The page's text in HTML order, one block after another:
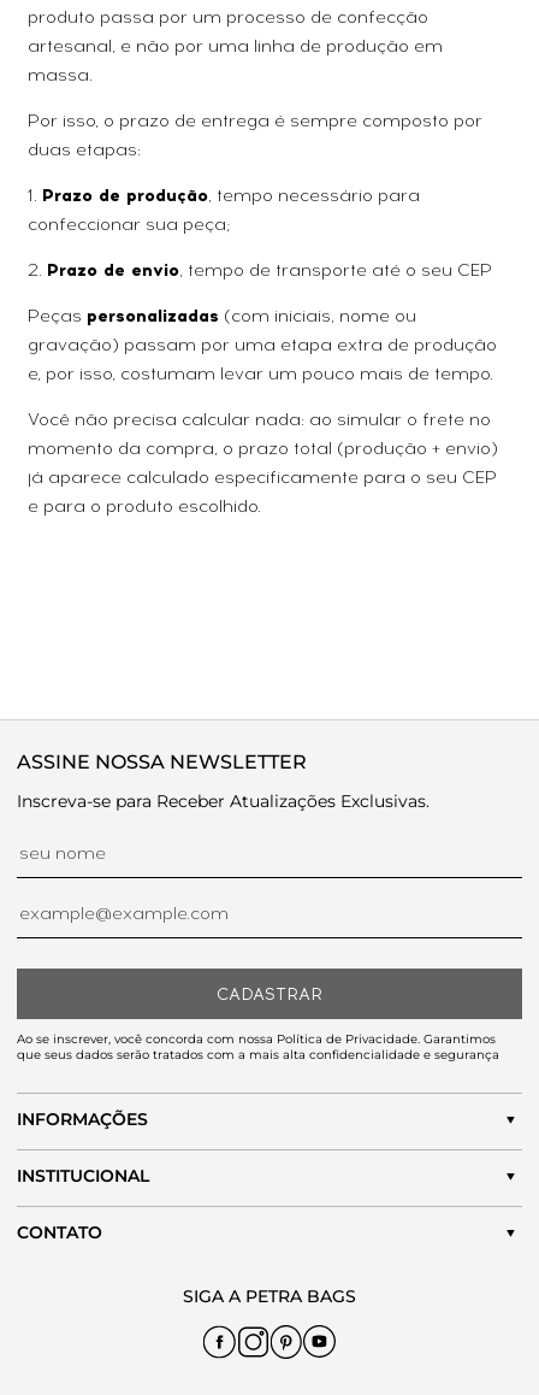
produto passa por um processo de confecção
artesanal, e não por uma linha de produção em
massa.
Por isso, o prazo de entrega é sempre composto por
duas etapas:
1. Prazo de produção, tempo necessário para
confeccionar sua peça;
2. Prazo de envio, tempo de transporte até o seu CEP
Peças personalizadas (com iniciais, nome ou
gravação) passam por uma etapa extra de produção
e, por isso, costumam levar um pouco mais de tempo.
Você não precisa calcular nada: ao simular o frete no
momento da compra, o prazo total (produção + envio)
já aparece calculado especificamente para o seu CEP
e para o produto escolhido.
ASSINE NOSSA NEWSLETTER
Inscreva-se para Receber Atualizações Exclusivas.
CADASTRAR
Ao se inscrever, você concorda com nossa Política de Privacidade. Garantimos
que seus dados serão tratados com a mais alta confidencialidade e segurança
INFORMAÇÕES
INSTITUCIONAL
CONTATO